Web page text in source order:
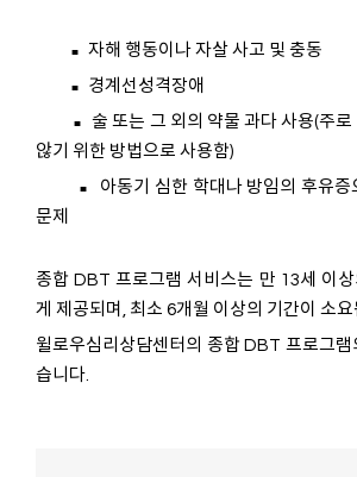
■ 자해 행동이나 자살 사고 및 충동
■ 경계선성격장애
■
술 또는 그 외의 약물 과다 사용(주로
않기 위한 방법으로 사용함)
■
아동기 심한 학대나 방임의 후유증
문제
종합 DBT 프로그램 서비스는 만 13세 이상
게 제공되며, 최소 6개월 이상의 기간이 소요
윌로우심리상담센터의 종합 DBT 프로그램
습니다.